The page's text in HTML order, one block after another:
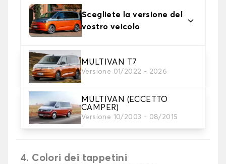
Scegliete la versione del
vostro veicolo
MULTIVAN T7
Versione 01/2022 - 2026
MULTIVAN (ECCETTO
CAMPER)
Versione 10/2003 - 08/2015
2. Materiale
Scegli il materiale del tappetini auto
3. Set di tappetini
Selezionare il numero di tappetini per auto
necessari.
4. Colori dei tappetini